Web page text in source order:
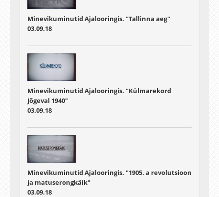
Minevikuminutid Ajalooringis. "Tallinna aeg"
03.09.18
Minevikuminutid Ajalooringis. "Külmarekord
Jõgeval 1940"
03.09.18
Minevikuminutid Ajalooringis. "1905. a revolutsioon
ja matuserongkäik"
03.09.18